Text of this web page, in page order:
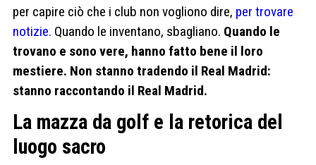
per capire ciò che i club non vogliono dire, per trovare
notizie. Quando le inventano, sbagliano. Quando le
trovano e sono vere, hanno fatto bene il loro
mestiere. Non stanno tradendo il Real Madrid:
stanno raccontando il Real Madrid.
La mazza da golf e la retorica del
luogo sacro